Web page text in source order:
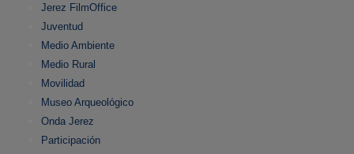
Jerez FilmOffice
Juventud
Medio Ambiente
Medio Rural
Movilidad
Museo Arqueológico
Onda Jerez
Participación